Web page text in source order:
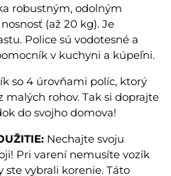
robustným, odolným
(až 20 kg). Je
Police sú vodotesné a
v kuchyni a kúpeľni.
so 4 úrovňami políc, ktorý
rohov. Tak si doprajte
do svojho domova!
Nechajte svoju
Pri varení nemusíte vozík
ste vybrali korenie. Táto